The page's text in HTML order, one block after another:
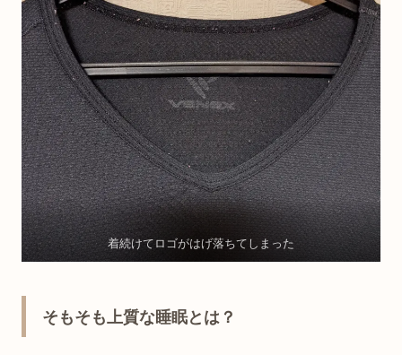
着続けてロゴがはげ落ちてしまった
そもそも上質な睡眠とは？